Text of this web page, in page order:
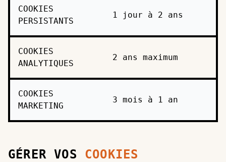
COOKIES
PERSISTANTS
1 jour à 2 ans
COOKIES
ANALYTIQUES
2 ans maximum
COOKIES
MARKETING
3 mois à 1 an
GÉRER VOS COOKIES